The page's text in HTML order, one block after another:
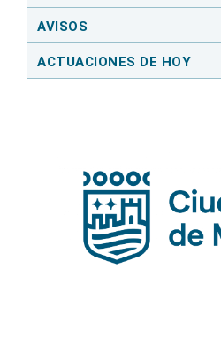
AVISOS
ACTUACIONES DE HOY